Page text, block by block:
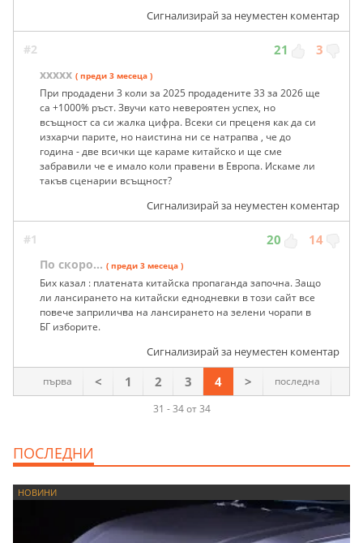
Сигнализирай за неуместен коментар
#2 21 3
ххххх ( преди 3 месеца )
При продадени 3 коли за 2025 продадените 33 за 2026 ще
са +1000% ръст. Звучи като невероятен успех, но
всъщност са си жалка цифра. Всеки си преценя как да си
изхарчи парите, но наистина ни се натрапва , че до
година - две всички ще караме китайско и ще сме
забравили че е имало коли правени в Европа. Искаме ли
такъв сценарии всъщност?
Сигнализирай за неуместен коментар
#1 20 14
По скоро… ( преди 3 месеца )
Бих казал : платената китайска пропаганда започна. Защо
ли лансирането на китайски еднодневки в този сайт все
повече заприличва на лансирането на зелени чорапи в
БГ изборите.
Сигнализирай за неуместен коментар
31 - 34 от 34
първа < 1 2 3 4 > последна
ПОСЛЕДНИ
НОВИНИ